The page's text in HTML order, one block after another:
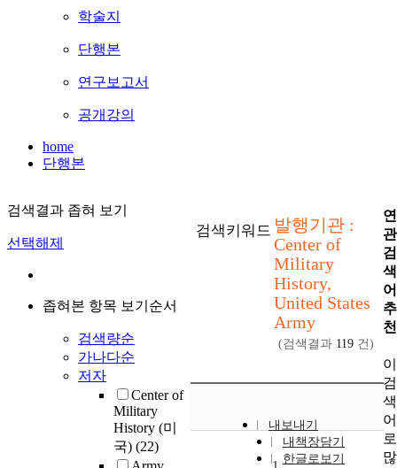
학술지
단행본
연구보고서
공개강의
home
단행본
검색결과 좁혀 보기
선택해제
좁혀본 항목 보기순서
검색량순
가나다순
저자
Center of
Military
History (미
국) (22)
검색키워드 발행기관 :
Center of
Military
History,
United States
Army
(검색결과 119 건)
내보내기
내책장담기
한글로보기
연
관
검
색
어
추
천
이
검
색
어
로
많